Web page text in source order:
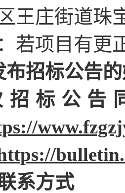
王庄街道珠
若项目有更
布招标公告
招标公告
系方式